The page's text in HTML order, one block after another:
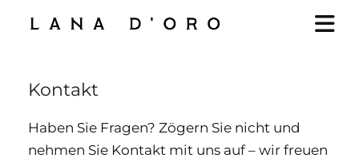
Kontakt
Haben Sie Fragen? Zögern Sie nicht und
nehmen Sie Kontakt mit uns auf – wir freuen